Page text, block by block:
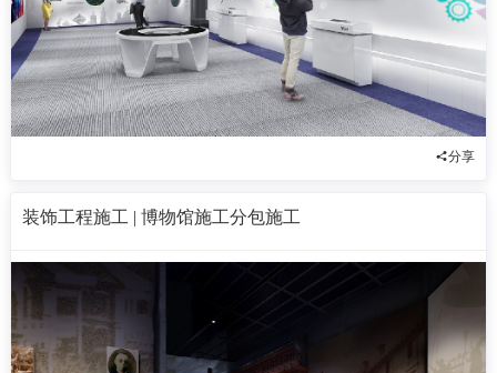
分享
装饰工程施工 | 博物馆施工分包施工